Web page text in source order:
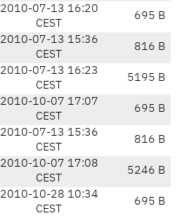
2010-07-13 16:20
CEST
695 B
2010-07-13 15:36
CEST
816 B
2010-07-13 16:23
CEST
5195 B
2010-10-07 17:07
CEST
695 B
2010-07-13 15:36
CEST
816 B
2010-10-07 17:08
CEST
5246 B
2010-10-28 10:34
CEST
695 B